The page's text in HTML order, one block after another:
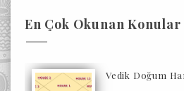
En Çok Okunan Konular
Vedik Doğum